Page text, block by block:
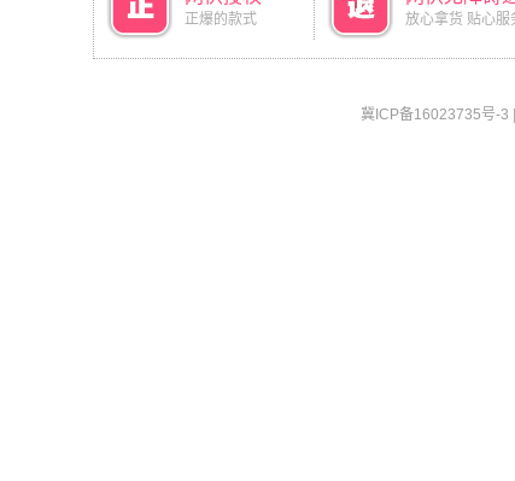
正爆的款式 放心拿货 贴心服
冀ICP备16023735号-3